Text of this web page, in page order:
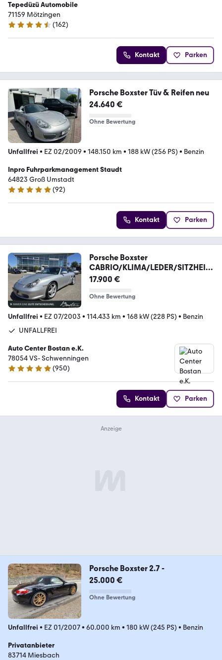
Tepedüzü Automobile
71159 Mötzingen
4.7 Sterne
(162)
Kontakt Parken
Porsche Boxster Tüv & Reifen neu
24.640 €
Ohne Bewertung
Unfallfrei • EZ 02/2009 • 148.150 km • 188 kW (256 PS) • Benzin
Inpro Fuhrparkmanagement Staudt
64823 Groß Umstadt
4.8 Sterne
(92)
Kontakt Parken
Porsche Boxster
CABRIO/KLIMA/LEDER/SITZHEIZ
UNG/2.HAND
17.900 €
Ohne Bewertung
Unfallfrei • EZ 07/2003 • 114.433 km • 168 kW (228 PS) • Benzin
UNFALLFREI
Auto Center Bostan e.K.
78054 VS- Schwenningen
4.8 Sterne
(950)
Kontakt Parken
Porsche Boxster 2.7 -
25.000 €
Ohne Bewertung
Unfallfrei • EZ 01/2007• 60.000 km • 180 kW (245 PS) • Benzin
Privatanbieter
83714 Miesbach